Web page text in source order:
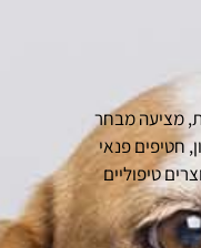
מציעה מבחר
חטיפים פנאי
טיפוליים